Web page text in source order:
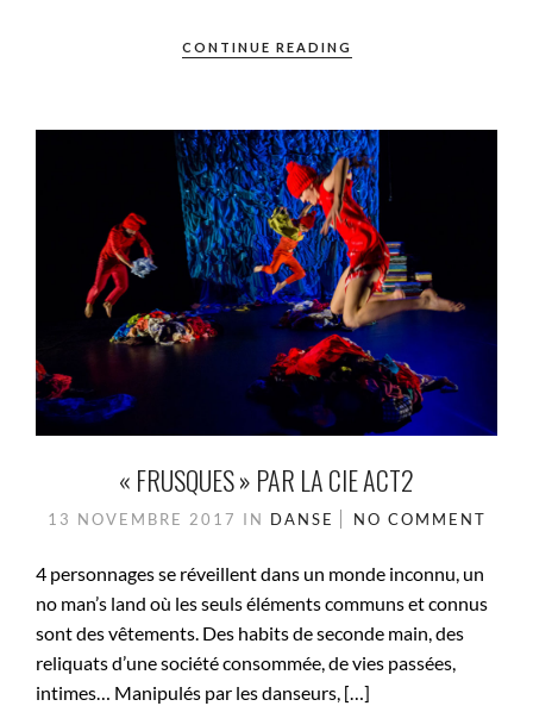
CONTINUE READING
« FRUSQUES » PAR LA CIE ACT2
13 NOVEMBRE 2017 IN DANSE NO COMMENT
4 personnages se réveillent dans un monde inconnu, un
no man’s land où les seuls éléments communs et connus
sont des vêtements. Des habits de seconde main, des
reliquats d’une société consommée, de vies passées,
intimes… Manipulés par les danseurs, […]